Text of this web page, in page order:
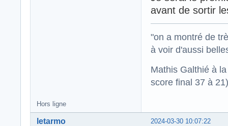
avant de sortir
"on a montré de
à voir d'aussi
Mathis Galthié à
score final 37 à 21)
Hors ligne
2024-03-30 10:07:22
letarmo